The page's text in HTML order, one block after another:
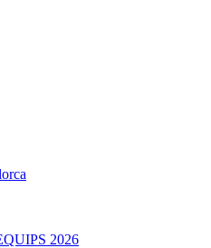
2026